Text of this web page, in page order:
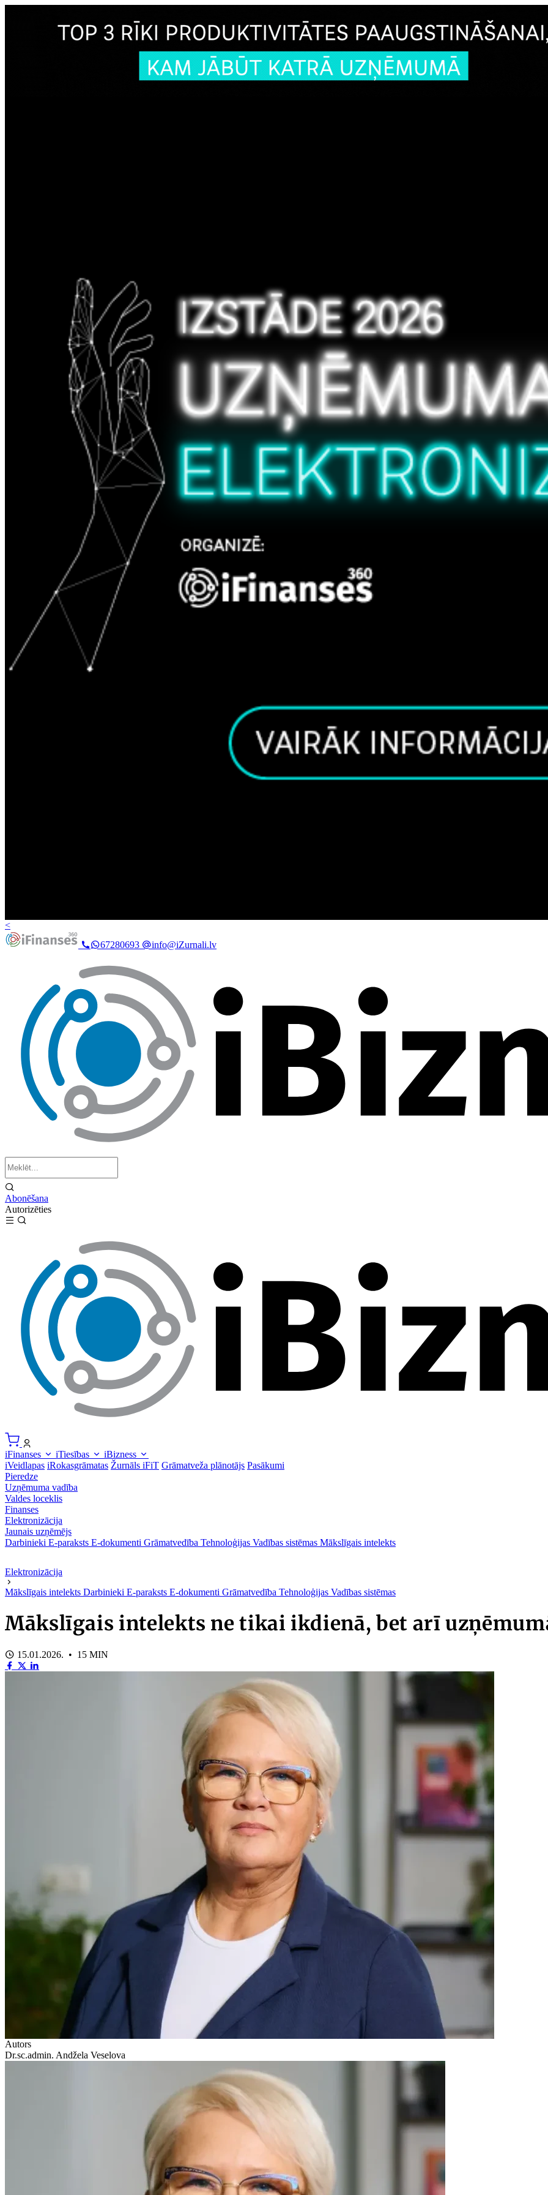
<
67280693
info@iZurnali.lv
Abonēšana
Autorizēties
iFinanses iTiesības
iBizness
iVeidlapas iRokasgrāmatas Žurnāls iFiT Grāmatveža plānotājs Pasākumi
Pieredze
Uzņēmuma vadība
Valdes loceklis
Finanses
Elektronizācija
Jaunais uzņēmējs
Darbinieki E-paraksts E-dokumenti Grāmatvedība Tehnoloģijas Vadības sistēmas Mākslīgais intelekts
Elektronizācija
Mākslīgais intelekts Darbinieki E-paraksts E-dokumenti Grāmatvedība Tehnoloģijas Vadības sistēmas
Mākslīgais intelekts ne tikai ikdienā, bet arī
15.01.2026. • 15 MIN
Autors
Dr.sc.admin. Andžela Veselova